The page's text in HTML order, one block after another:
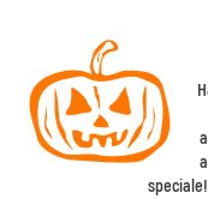
speciale!